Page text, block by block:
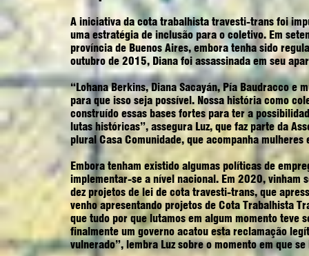
A iniciativa da cota trabalhista travesti-trans foi
uma estratégia de inclusão para o coletivo. Em
província de Buenos Aires, embora tenha sido
outubro de 2015, Diana foi assassinada em seu
“Lohana Berkins, Diana Sacayán, Pía Baudracco e
para que isso seja possível. Nossa história como
construído essas bases fortes para ter a
lutas históricas”, assegura Luz, que faz parte da
plural Casa Comunidade, que acompanha
Embora tenham existido algumas políticas de
implementar-se a nível nacional. Em 2020, vinham
dez projetos de lei de cota travesti-trans, que
venho apresentando projetos de Cota Trabalhista
que tudo por que lutamos em algum momento teve
finalmente um governo acatou esta reclamação
vulnerado”, lembra Luz sobre o momento em que